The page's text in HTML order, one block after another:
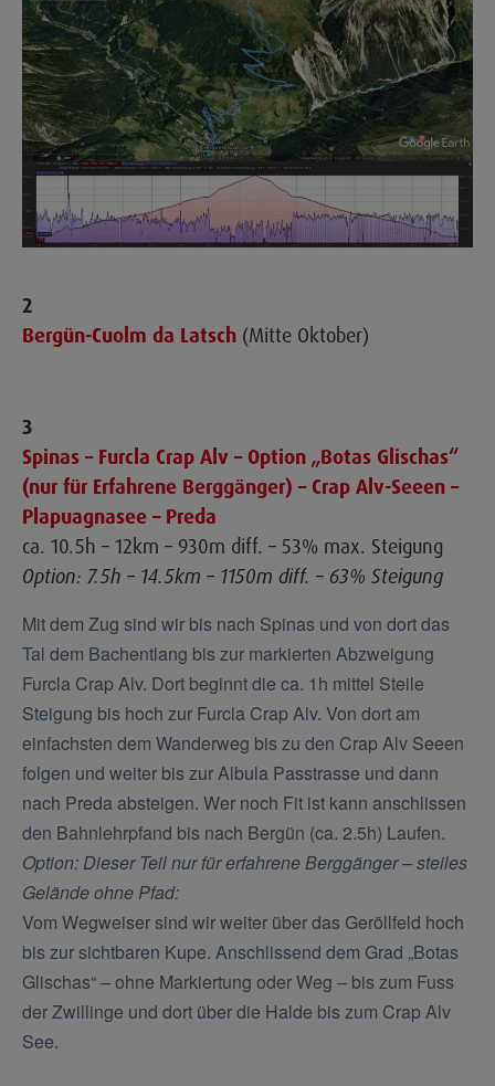
2
Bergün-Cuolm da Latsch (Mitte Oktober)
3
Spinas – Furcla Crap Alv – Option „Botas Glischas“
(nur für Erfahrene Berggänger) – Crap Alv-Seeen –
Plapuagnasee – Preda
ca. 10.5h – 12km – 930m diff. – 53% max. Steigung
Option: 7.5h – 14.5km – 1150m diff. – 63% Steigung
Mit dem Zug sind wir bis nach Spinas und von dort das
Tal dem Bachentlang bis zur markierten Abzweigung
Furcla Crap Alv. Dort beginnt die ca. 1h mittel Steile
Steigung bis hoch zur Furcla Crap Alv. Von dort am
einfachsten dem Wanderweg bis zu den Crap Alv Seeen
folgen und weiter bis zur Albula Passtrasse und dann
nach Preda absteigen. Wer noch Fit ist kann anschlissen
den Bahnlehrpfand bis nach Bergün (ca. 2.5h) Laufen.
Option: Dieser Teil nur für erfahrene Berggänger – steiles
Gelände ohne Pfad:
Vom Wegweiser sind wir weiter über das Geröllfeld hoch
bis zur sichtbaren Kupe. Anschlissend dem Grad „Botas
Glischas“ – ohne Markiertung oder Weg – bis zum Fuss
der Zwillinge und dort über die Halde bis zum Crap Alv
See.